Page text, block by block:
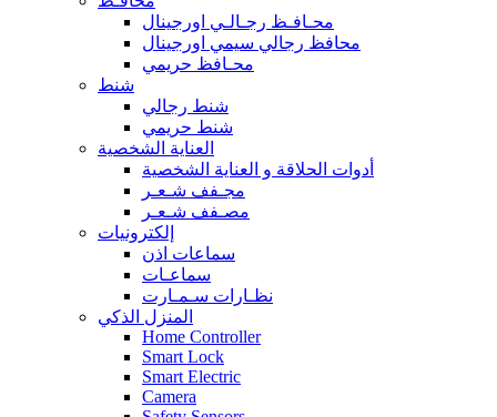
محـافـظ رجـالـي اورجينال
محافظ رجالي سيمي اورجينال
محـافظ حريمي
شنط
شنط رجالي
شنط حريمي
العناية الشخصية
أدوات الحلاقة و العناية الشخصية
مجـفف شـعـر
مصـفف شـعـر
إلكترونيات
سماعات اذن
سماعـات
نظـارات سـمـارت
المنزل الذكي
Home Controller
Smart Lock
Smart Electric
Camera